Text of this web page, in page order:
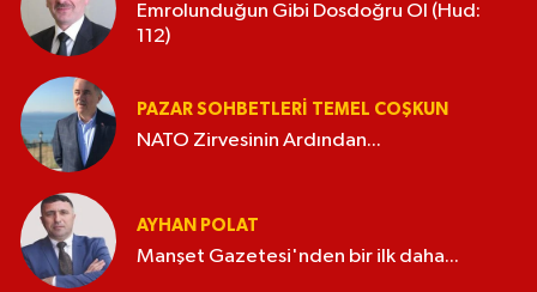
Emrolunduğun Gibi Dosdoğru Ol (Hud:
112)
PAZAR SOHBETLERI TEMEL COŞKUN
NATO Zirvesinin Ardından...
AYHAN POLAT
Manşet Gazetesi'nden bir ilk daha...